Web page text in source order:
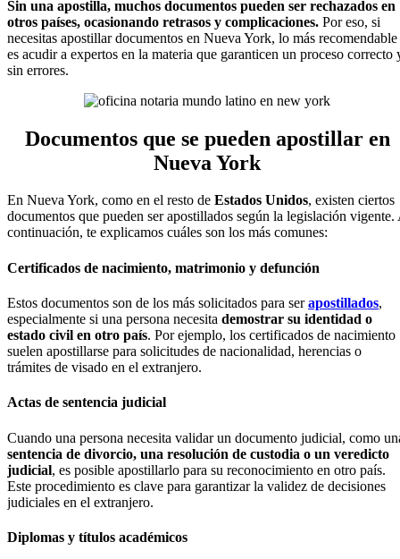
Sin una apostilla, muchos documentos pueden ser rechazados en
otros países, ocasionando retrasos y complicaciones. Por eso, si
necesitas apostillar documentos en Nueva York, lo más recomendable
es acudir a expertos en la materia que garanticen un proceso correcto
sin errores.
Documentos que se pueden apostillar en
Nueva York
En Nueva York, como en el resto de Estados Unidos, existen ciertos
documentos que pueden ser apostillados según la legislación vigente.
continuación, te explicamos cuáles son los más comunes:
Certificados de nacimiento, matrimonio y defunción
Estos documentos son de los más solicitados para serapostillados,
especialmente si una persona necesita demostrar su identidad o
estado civil en otro país. Por ejemplo, los certificados de nacimiento
suelen apostillarse para solicitudes de nacionalidad, herencias o
trámites de visado en el extranjero.
Actas de sentencia judicial
Cuando una persona necesita validar un documento judicial, como
sentencia de divorcio, una resolución de custodia o un veredicto
judicial, es posible apostillarlo para su reconocimiento en otro país.
Este procedimiento es clave para garantizar la validez de decisiones
judiciales en el extranjero.
Diplomas y títulos académicos